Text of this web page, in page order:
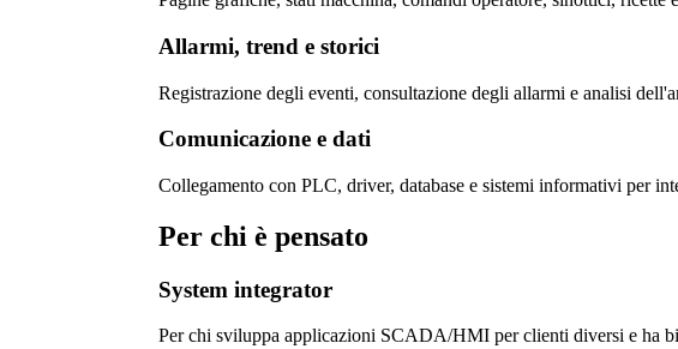
Allarmi, trend e storici
Registrazione degli eventi, consultazione degli allarmi e analisi
Comunicazione e dati
Collegamento con PLC, driver, database e sistemi informativi per
Per chi è pensato
System integrator
Per chi sviluppa applicazioni SCADA/HMI per clienti diversi e ha